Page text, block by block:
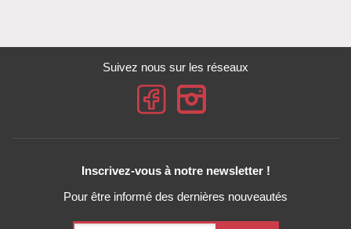
Suivez nous sur les réseaux
Inscrivez-vous à notre newsletter !
Pour être informé des dernières nouveautés